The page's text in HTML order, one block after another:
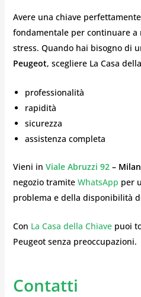
Avere una chiave
fondamentale per continuare a
stress. Quando hai bisogno di
Peugeot, scegliere La Casa
professionalità
rapidità
sicurezza
assistenza completa
Vieni in Viale Abruzzi 92–
negozio tramite WhatsApp per
problema e della disponibilità
Con La Casa della Chiavepuoi
Peugeot senza preoccupazioni.
Contatti